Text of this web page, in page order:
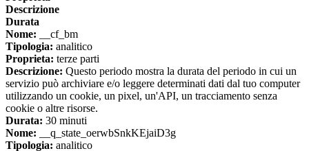
Descrizione
Durata
Nome: __cf_bm
Tipologia: analitico
Proprieta: terze parti
Descrizione: Questo periodo mostra la durata del periodo in cui un
servizio può archiviare e/o leggere determinati dati dal tuo computer
utilizzando un cookie, un pixel, un'API, un tracciamento senza
cookie o altre risorse.
Durata: 30 minuti
Nome: __q_state_oerwbSnkKEjaiD3g
Tipologia: analitico